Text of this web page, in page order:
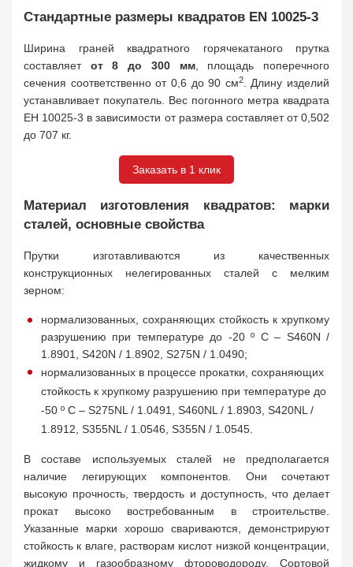
Стандартные размеры квадратов EN 10025-3
Ширина граней квадратного горячекатаного прутка
составляет от 8 до 300 мм, площадь поперечного
сечения соответственно от 0,6 до 90 см2. Длину изделий
устанавливает покупатель. Вес погонного метра квадрата
ЕН 10025-3 в зависимости от размера составляет от 0,502
до 707 кг.
Заказать в 1 клик
Материал изготовления квадратов: марки
сталей, основные свойства
Прутки изготавливаются из качественных
конструкционных нелегированных сталей с мелким
зерном:
нормализованных, сохраняющих стойкость к хрупкому
разрушению при температуре до -20 º C – S460N /
1.8901, S420N / 1.8902, S275N / 1.0490;
нормализованных в процессе прокатки, сохраняющих
стойкость к хрупкому разрушению при температуре до
-50 º C – S275NL / 1.0491, S460NL / 1.8903, S420NL /
1.8912, S355NL / 1.0546, S355N / 1.0545.
В составе используемых сталей не предполагается
наличие легирующих компонентов. Они сочетают
высокую прочность, твердость и доступность, что делает
прокат высоко востребованным в строительстве.
Указанные марки хорошо свариваются, демонстрируют
стойкость к влаге, растворам кислот низкой концентрации,
жидкому и газообразному фтороводороду. Сортовой